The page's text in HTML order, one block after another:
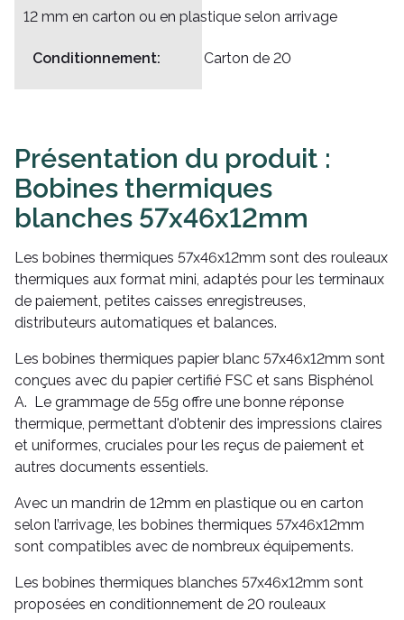
12 mm en carton ou en plastique selon arrivage
Conditionnement: Carton de 20
Présentation du produit :
Bobines thermiques
blanches 57x46x12mm
Les bobines thermiques 57x46x12mm sont des rouleaux
thermiques aux format mini, adaptés pour les terminaux
de paiement, petites caisses enregistreuses,
distributeurs automatiques et balances.
Les bobines thermiques papier blanc 57x46x12mm sont
conçues avec du papier certifié FSC et sans Bisphénol
A. Le grammage de 55g offre une bonne réponse
thermique, permettant d'obtenir des impressions claires
et uniformes, cruciales pour les reçus de paiement et
autres documents essentiels.
Avec un mandrin de 12mm en plastique ou en carton
selon l’arrivage, les bobines thermiques 57x46x12mm
sont compatibles avec de nombreux équipements.
Les bobines thermiques blanches 57x46x12mm sont
proposées en conditionnement de 20 rouleaux